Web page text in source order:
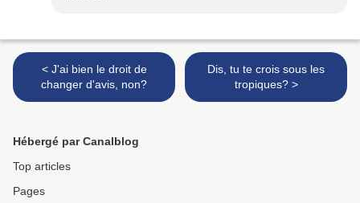
< J'ai bien le droit de
changer d'avis, non?
Dis, tu te crois sous les
tropiques? >
Hébergé par Canalblog
Top articles
Pages